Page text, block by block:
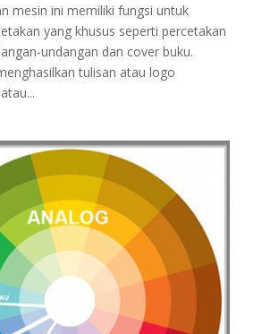
mesin ini memiliki fungsi untuk
yang khusus seperti percetakan
undangan dan cover buku.
tulisan atau logo